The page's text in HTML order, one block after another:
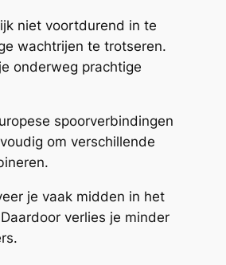
niet voortdurend in te
wachtrijen te trotseren.
onderweg prachtige
spoorverbindingen
om verschillende
je vaak midden in het
verlies je minder